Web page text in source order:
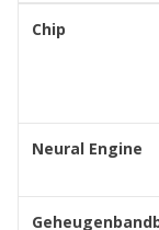
Chip
Neural Engine